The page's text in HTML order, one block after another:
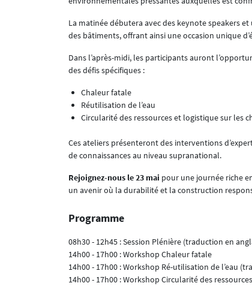
La matinée débutera avec des keynote speakers
des bâtiments, offrant ainsi une occasion unique
Dans l’après-midi, les participants auront
des défis spécifiques :
Chaleur fatale
Réutilisation de l’eau
Circularité des ressources et logistique sur les
Ces ateliers présenteront des interventions
de connaissances au niveau supranational.
Rejoignez-nous le 23 mai pour une journée riche
un avenir où la durabilité et la construction
Programme
08h30 - 12h45 : Session Plénière (traduction en
14h00 - 17h00 : Workshop Chaleur fatale
14h00 - 17h00 : Workshop Ré-utilisation de l’eau
14h00 - 17h00 : Workshop Circularité des